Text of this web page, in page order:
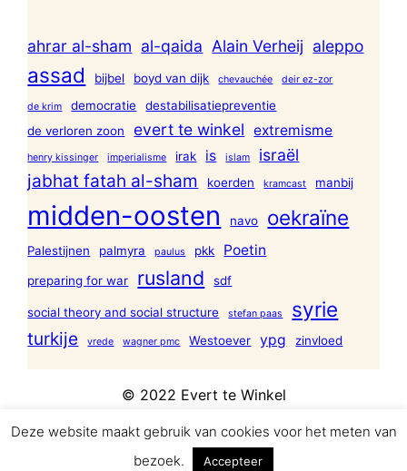
ahrar al-sham al-qaida Alain Verheij aleppo
assad bijbel boyd van dijk chevauchée deir ez-zor
de krim democratie
destabilisatiepreventie
de verloren zoon
evert te winkel extremisme
henry kissinger imperialisme irak is islam israël
jabhat fatah al-sham koerden kramcast manbij
midden-oosten navo oekraïne
Palestijnen palmyra paulus pkk Poetin
preparing for war rusland sdf
social theory and social structure stefan paas syrie
turkije vrede wagner pmc Westoever ypg zinvloed
© 2022 Evert te Winkel
Deze website maakt gebruik van cookies voor het meten van
bezoek.
Accepteer